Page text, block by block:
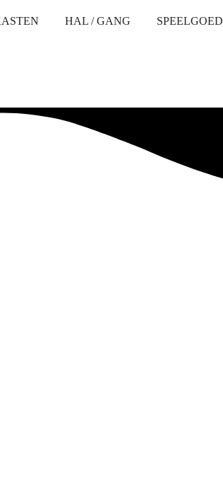
HAL / GANG SPEELGOED